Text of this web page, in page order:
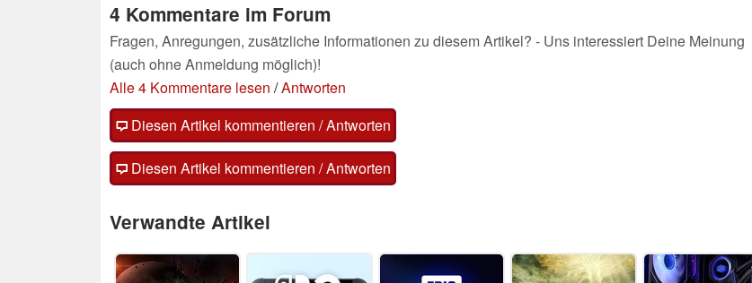
4 Kommentare im Forum
Fragen, Anregungen, zusätzliche Informationen zu diesem Artikel? - Uns interessiert Deine Meinung
(auch ohne Anmeldung möglich)!
Alle 4 Kommentare lesen /Antworten
Diesen Artikel kommentieren / Antworten
Diesen Artikel kommentieren / Antworten
Verwandte Artikel